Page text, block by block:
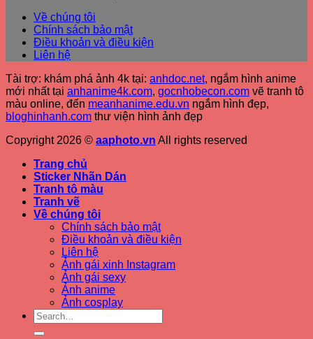
Về chúng tôi
Chính sách bảo mật
Điều khoản và điều kiện
Liên hệ
Tài trợ: khám phá ảnh 4k tại: anhdoc.net, ngắm hình anime
mới nhất tại anhanime4k.com, gocnhobecon.com vẽ tranh tô
màu online, đến meanhanime.edu.vn ngắm hình đẹp,
bloghinhanh.com thư viện hình ảnh đẹp
Copyright 2026 © aaphoto.vn All rights reserved
Trang chủ
Sticker Nhãn Dán
Tranh tô màu
Tranh vẽ
Về chúng tôi
Chính sách bảo mật
Điều khoản và điều kiện
Liên hệ
Ảnh gái xinh Instagram
Ảnh gái sexy
Ảnh anime
Ảnh cosplay